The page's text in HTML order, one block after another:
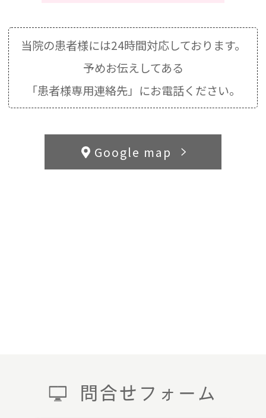
当院の患者様には24時間対応しております。
予めお伝えしてある
「患者様専用連絡先」にお電話ください。
問合せフォーム
Google map